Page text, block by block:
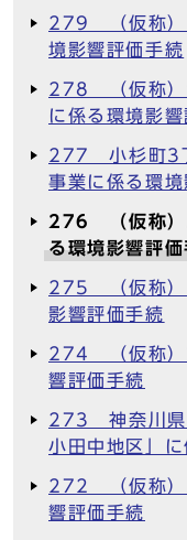
279 （仮称）
境影響評価手続
278 （仮称）
に係る環境影
277 小杉町3
事業に係る環
276 （仮称）
る環境影響評
275 （仮称）
影響評価手続
274 （仮称）
響評価手続
273 神奈川県
小田中地区」
272 （仮称）
響評価手続